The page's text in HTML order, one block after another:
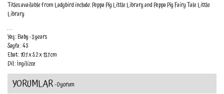
Titles available from Ladybird include: Peppa Pig Little Library and Peppa Pig Fairy Tale Little
Library
. . .
Yaş : Baby - 3 years
Sayfa : 45
Ebat : 10.1 x 5.2 x 13.1 cm
Dil : İngilizce
YORUMLAR- 0 yorum